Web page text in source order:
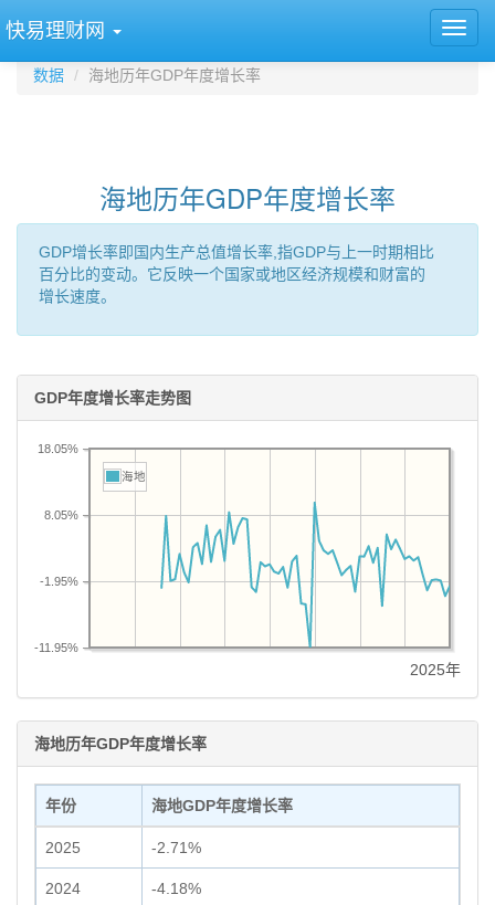
快易理财网
数据 海地历年GDP年度增长率
海地历年GDP年度增长率
GDP增长率即国内生产总值增长率,指GDP与上一时期相比
百分比的变动。它反映一个国家或地区经济规模和财富的
增长速度。
GDP年度增长率走势图
-11.95%
-1.95%
8.05%
18.05%
海地
2025年
海地历年GDP年度增长率
年份 海地GDP年度增长率
2025 -2.71%
2024 -4.18%